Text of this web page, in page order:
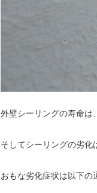
外壁シーリングの寿命は
そしてシーリングの劣化
おもな劣化症状は以下の